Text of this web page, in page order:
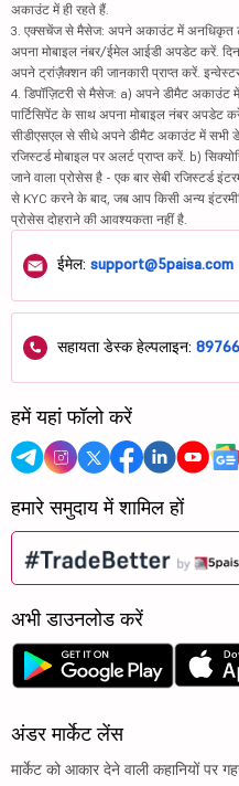
अकाउंट में ही रहते हैं.
3. एक्सचेंज से मैसेज: अपने अकाउंट में अनधिकृत
अपना मोबाइल नंबर/ईमेल आईडी अपडेट करें.
अपने ट्रांज़ैक्शन की जानकारी प्राप्त करें.
4. डिपॉज़िटरी से मैसेज: a) अपने डीमैट अकाउंट
पार्टिसिपेंट के साथ अपना मोबाइल नंबर अपडेट
सीडीएसएल से सीधे अपने डीमैट अकाउंट में सभी
रजिस्टर्ड मोबाइल पर अलर्ट प्राप्त करें. b)
जाने वाला प्रोसेस है - एक बार सेबी रजिस्टर्ड
से KYC करने के बाद, जब आप किसी अन्य
प्रोसेस दोहराने की आवश्यकता नहीं है.
ईमेल: support@5paisa.com
सहायता डेस्क हेल्पलाइन:
हमें यहां फॉलो करें
हमारे समुदाय में शामिल हों
अभी डाउनलोड करें
अंडर मार्केट लेंस
मार्केट को आकार देने वाली कहानियों पर